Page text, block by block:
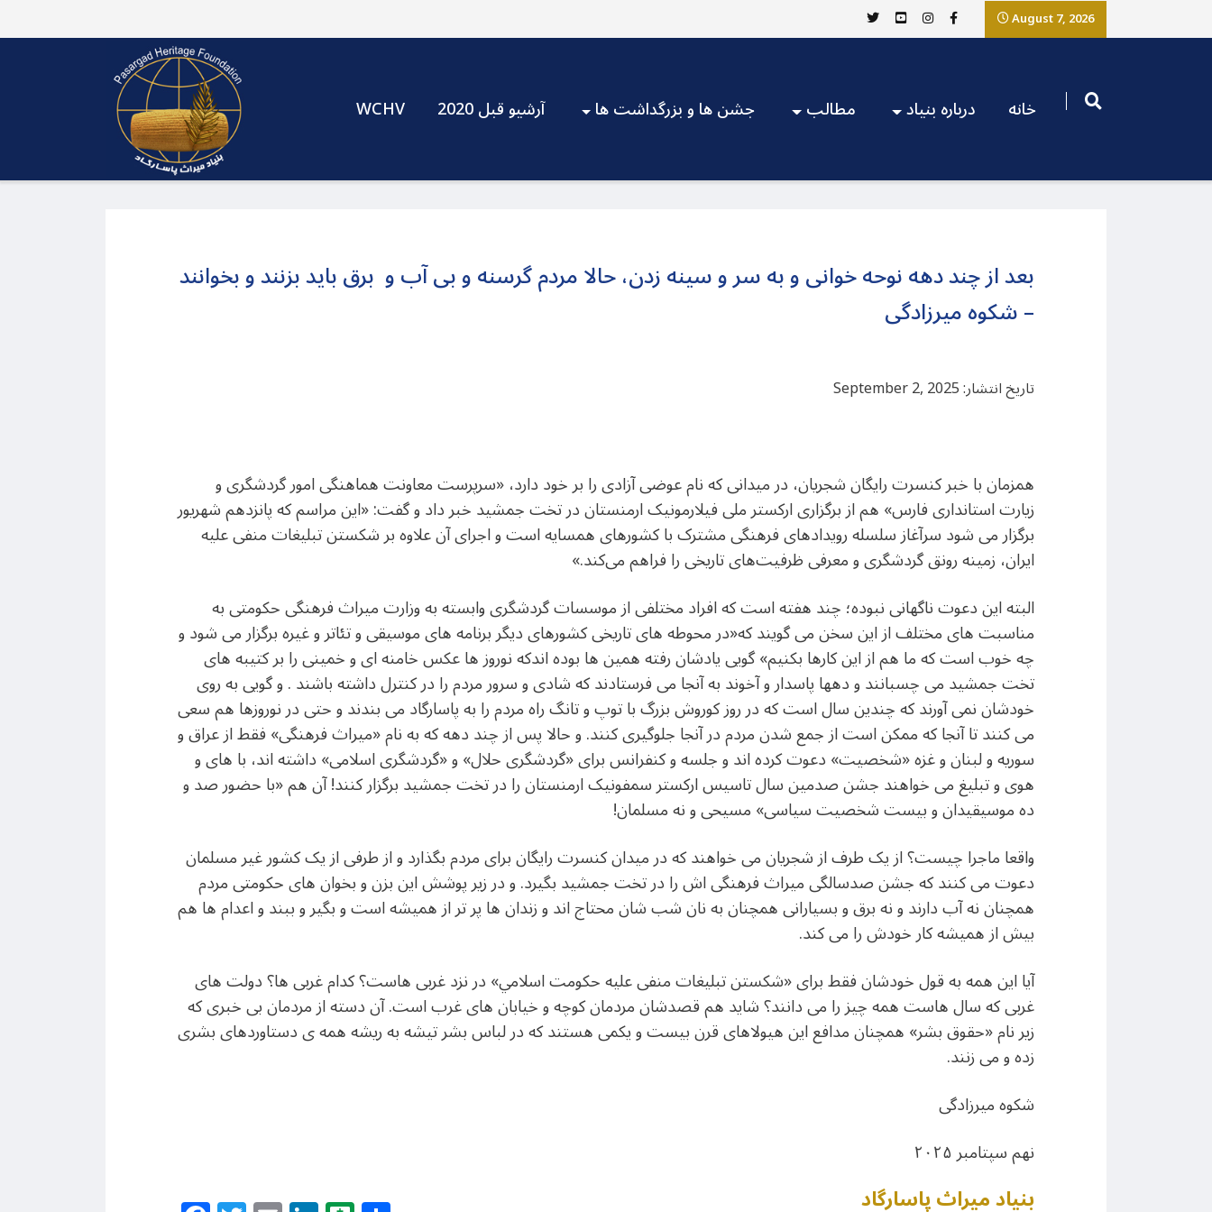
August 7, 2026
WCHV آرشیو قبل 2020 جشن ها و بزرگداشت ها مطالب درباره بنیاد خانه
بعد از چند دهه نوحه خوانی و به سر و سینه زدن، حالا مردم گرسنه و بی آب و برق باید بزنند و بخوانند
– شکوه میرزادگی
تاریخ انتشار: September 2, 2025
همزمان با خبر کنسرت رایگان شجریان، در میدانی که نام عوضی آزادی را بر خود دارد، «سرپرست معاونت هماهنگی امور گردشگری و
زیارت استانداری فارس» هم از برگزاری ارکستر ملی فیلارمونیک ارمنستان در تخت جمشید خبر داد و گفت: «این مراسم که پانزدهم شهریور
برگزار می شود سرآغاز سلسله رویدادهای فرهنگی مشترک با کشورهای همسایه است و اجرای آن علاوه بر شکستن تبلیغات منفی علیه
ایران، زمینه رونق گردشگری و معرفی ظرفیت‌های تاریخی را فراهم می‌کند.»
البته این دعوت ناگهانی نبوده؛ چند هفته است که افراد مختلفی از موسسات گردشگری وابسته به وزارت میراث فرهنگی حکومتی به
مناسبت های مختلف از این سخن می گویند که‌«در محوطه های تاریخی کشورهای دیگر برنامه های موسیقی و تئاتر و غیره برگزار می شود و
چه خوب است که ما هم از این کارها بکنیم» گویی یادشان رفته همین ها بوده اندکه نوروز ها عکس خامنه ای و خمینی را بر کتیبه های
تخت جمشید می چسبانند و دهها پاسدار و آخوند به آنجا می فرستادند که شادی و سرور مردم را در کنترل داشته باشند . و گویی به روی
خودشان نمی آورند که چندین سال است که در روز کوروش بزرگ با توپ و تانگ راه مردم را به پاسارگاد می بندند و حتی در نوروزها هم سعی
می کنند تا آنجا که ممکن است از جمع شدن مردم در آنجا جلوگیری کنند. و حالا پس از چند دهه که به نام «میراث فرهنگی» فقط از عراق و
سوریه و لبنان و غزه «شخصیت» دعوت کرده اند و جلسه و کنفرانس برای «گردشگری حلال»‌ و «گردشگری اسلامی» داشته اند، با های و
هوی و تبلیغ می خواهند جشن صدمین سال تاسیس ارکستر سمفونیک ارمنستان را در تخت جمشید برگزار کنند! آن هم «با حضور صد و
ده موسیقیدان و بیست شخصیت سیاسی» مسیحی و نه مسلمان!
واقعا ماجرا چیست؟ از یک طرف از شجریان می خواهند که در میدان کنسرت رایگان برای مردم بگذارد و از طرفی از یک کشور غیر مسلمان
دعوت می کنند که جشن صدسالگی میراث فرهنگی اش را در تخت جمشید بگیرد. و در زیر پوشش این بزن و بخوان های حکومتی مردم
همچنان نه آب دارند و نه برق و بسیارانی همچنان به نان شب شان محتاج اند و زندان ها پر تر از همیشه است و بگیر و ببند و اعدام ها هم
بیش از همیشه کار خودش را می کند.
آیا این همه به قول خودشان فقط برای «شکستن تبلیغات منفی علیه حکومت اسلامي» در نزد غربی هاست؟ کدام غربی ها؟ دولت های
غربی که سال هاست همه چیز را می دانند؟ شاید هم قصدشان مردمان کوچه و خیابان های غرب است. آن دسته از مردمان بی خبری که
زیر نام «حقوق بشر» همچنان مدافع این هیولاهای قرن بیست و یکمی هستند که در لباس بشر تیشه به ریشه همه ی دستاوردهای بشری
زده و می زنند.
شکوه میرزادگی
نهم سپتامبر ۲۰۲۵
بنیاد میراث پاسارگاد